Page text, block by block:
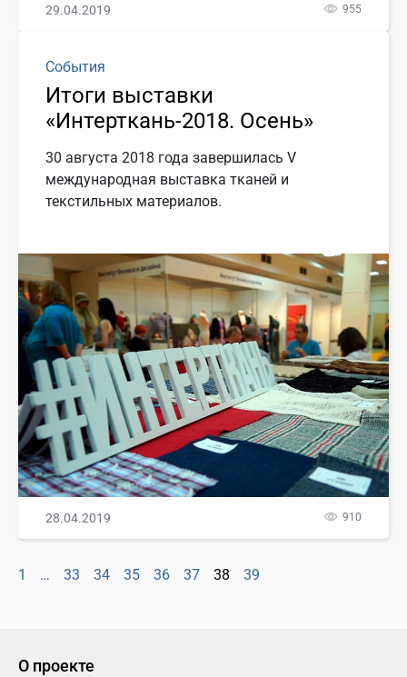
29.04.2019 955
События
Итоги выставки
«Интерткань-2018. Осень»
30 августа 2018 года завершилась V
международная выставка тканей и
текстильных материалов.
28.04.2019 910
1 … 33 34 35 36 37 38 39
О проекте